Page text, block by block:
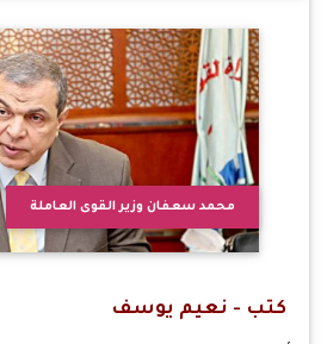
محمد سعفان وزير القوى العاملة
كتب - نعيم يوسف